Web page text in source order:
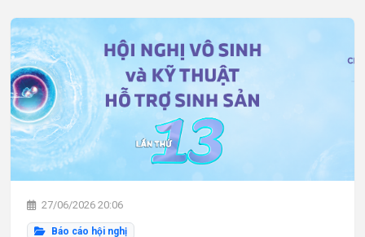
27/06/2026 20:06
Báo cáo hội nghị